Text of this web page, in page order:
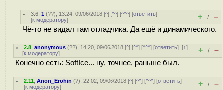
3.6 ,1 (??), 13:24, 09/06/2018 [^] [^^] [^^^] [ответить]
[к модератору] + / –
Чё-то не видал там отладчика. Да ещё и динамического.
2.8 ,anonymous (??), 14:20, 09/06/2018 [^] [^^] [^^^] [ответить][↑]
[к модератору] + / –
Конечно есть: SoftIce... ну, точнее, раньше был.
2.11 ,Anon_Erohin (?), 22:02, 09/06/2018 [^] [^^] [^^^] [ответить]
[к модератору] + / –